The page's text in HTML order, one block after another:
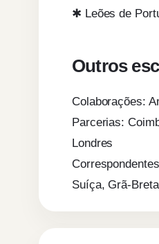
✱ Leões de
Outros
Colaborações:
Parcerias:
Londres
Suíça, Grã-